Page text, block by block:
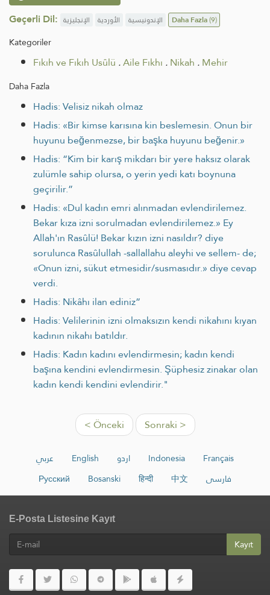
Geçerli Dil: الإنجليزية الأوردية الإندونيسية Daha Fazla(9)
Kategoriler
Fıkıh ve Fıkıh Usûlü .Aile Fıkhı .Nikah .Mehir
Daha Fazla
Hadis: Velisiz nikah olmaz
Hadis: «Bir kimse karısına kin beslemesin. Onun bir
huyunu beğenmezse, bir başka huyunu beğenir.»
Hadis: “Kim bir karış mikdarı bir yere haksız olarak
zulümle sahip olursa, o yerin yedi katı boynuna
geçirilir.”
Hadis: «Dul kadın emri alınmadan evlendirilemez.
Bekar kıza izni sorulmadan evlendirilemez.» Ey
Allah'ın Rasûlü! Bekar kızın izni nasıldır? diye
sorulunca Rasûlullah -sallallahu aleyhi ve sellem- de;
«Onun izni, sükut etmesidir/susmasıdır.» diye cevap
verdi.
Hadis: Nikâhı ilan ediniz”
Hadis: Velilerinin izni olmaksızın kendi nikahını kıyan
kadının nikahı ba­tıldır.
Hadis: Kadın kadını evlendirmesin; kadın kendi
başına kendini evlendirmesin. Şüphesiz zinakar olan
kadın kendi kendini evlendirir."
< Önceki Sonraki >
عربي English اردو Indonesia
Français
Русский
Bosanski हिन्दी 中文 فارسی
E-Posta Listesine Kayıt
Kayıt